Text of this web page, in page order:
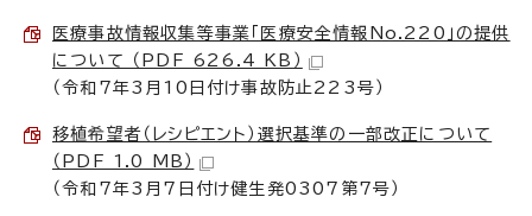
医療事故情報収集等事業「医療安全情報No.220」の提供
について （PDF 626.4 KB）
（令和7年3月10日付け事故防止223号）
移植希望者（レシピエント）選択基準の一部改正について
（PDF 1.0 MB）
（令和7年3月7日付け健生発0307第7号）